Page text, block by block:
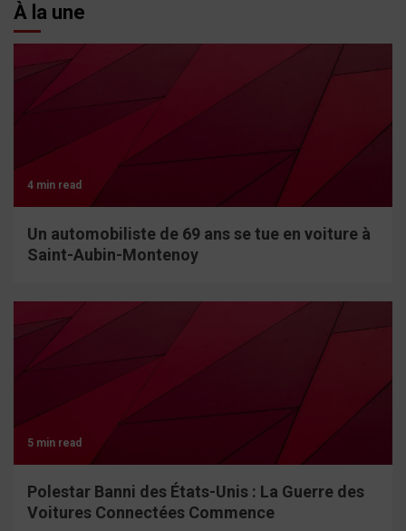
À la une
4 min read
Un automobiliste de 69 ans se tue en voiture à
Saint-Aubin-Montenoy
5 min read
Polestar Banni des États-Unis : La Guerre des
Voitures Connectées Commence